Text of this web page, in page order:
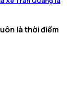
là thời điểm